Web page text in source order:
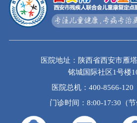
医院地址：陕西省西安市雁
铭城国际社区1号楼
医院总机：400-8566-120
门诊时间：8:00-17:30（节